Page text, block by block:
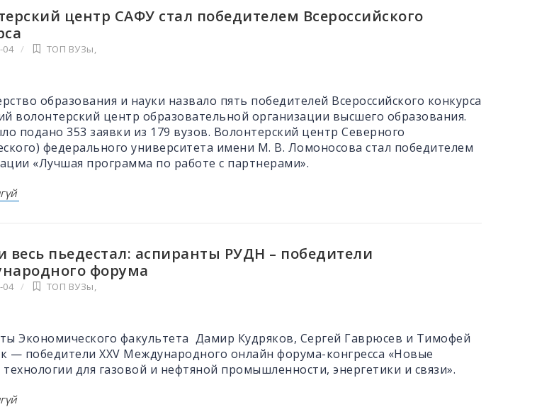
центр САФУ стал победителем Всероссийского
04 ТОП ВУЗы,
образования и науки назвало пять победителей Всероссийского конкурса
волонтерский центр образовательной организации высшего образования.
подано 353 заявки из 179 вузов. Волонтерский центр Северного
федерального университета имени М. В. Ломоносова стал победителем
«Лучшая программа по работе с партнерами».
весь пьедестал: аспиранты РУДН – победители
форума
04 ТОП ВУЗы,
Экономического факультета Дамир Кудряков, Сергей Гаврюсев и Тимофей
— победители XXV Международного онлайн форума-конгресса «Новые
для газовой и нефтяной промышленности, энергетики и связи».